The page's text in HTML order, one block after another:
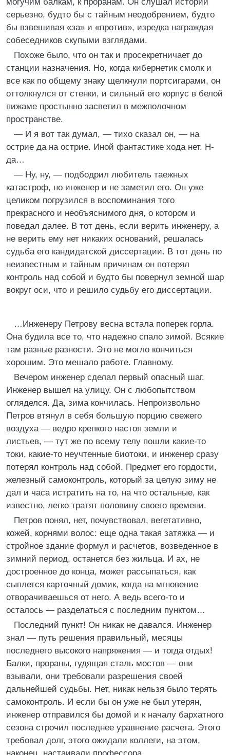
серьезно, будто бы с тайным неодобрением, будто
бы взвешивая «за» и «против», изредка награждая
собеседников скупыми взглядами.
Похоже было, что он так и просекретничает до
станции назначения. Но, когда кибернетик смолк и
все как по общему знаку щелкнули портсигарами, он
оттолкнулся от стенки, и сильный его корпус в белой
пижаме простынно засветил в межполочном
пространстве.
— И я вот так думал, — тихо сказал он, — на
острие да на острие. Иной фантастике хода нет. Н-
да…
— Ну, ну, — подбодрил любитель таежных
катастроф, но инженер и не заметил его. Он уже
целиком погрузился в воспоминания того
прекрасного и необъяснимого дня, о котором и
поведал далее. В тот день, если верить инженеру, а
не верить ему нет никаких оснований, решалась
судьба его кандидатской диссертации. В тот день по
неизвестным и тайным причинам он потерял
контроль над собой и будто бы повернул земной шар
вокруг оси, что и решило судьбу его диссертации.
…Инженеру Петрову весна встала поперек горла.
Она будила все то, что надежно спало зимой. Всякие
там разные разности. Это не могло кончиться
хорошим. Это мешало работе. Главному.
Вечером инженер сделал первый опасный шаг.
Инженер вышел на улицу. Он с любопытством
огляделся. Да, зима кончилась. Непроизвольно
Петров втянул в себя большую порцию свежего
воздуха — ведро крепкого настоя земли и
листьев, — тут же по всему телу пошли какие-то
токи, какие-то неучтенные биотоки, и инженер сразу
потерял контроль над собой. Предмет его гордости,
железный самоконтроль, который за целую зиму не
дал и часа истратить на то, на что остальные, как
известно, легко тратят половину своего времени.
Петров понял, нет, почувствовал, вегетативно,
кожей, корнями волос: еще одна такая затяжка — и
стройное здание формул и расчетов, возведенное в
зимний период, останется без жильца. И ах, не
достроенное до конца, может рассыпаться, как
сыплется карточный домик, когда на мгновение
отворачиваешься от него. А ведь всего-то и
осталось — разделаться с последним пунктом…
Последний пункт! Он никак не давался. Инженер
знал — путь решения правильный, месяцы
последнего высокого напряжения — и тогда отдых!
Балки, прораны, гудящая сталь мостов — они
взывали, они требовали разрешения своей
дальнейшей судьбы. Нет, никак нельзя было терять
самоконтроль. И если бы он уже не был утерян,
инженер отправился бы домой и к началу бархатного
сезона строчил последнее уравнение расчета. Этого
требовал долг, этого ожидали коллеги, на этом,